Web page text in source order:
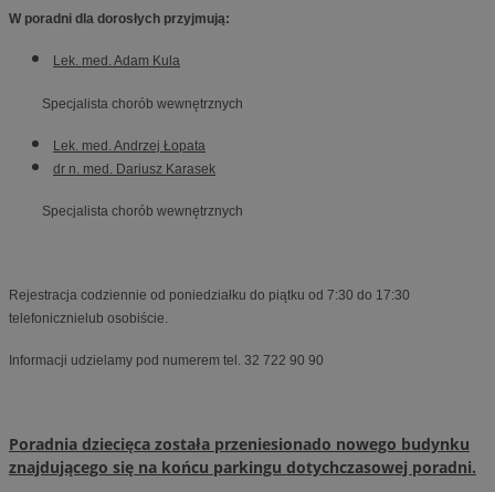
W poradni dla dorosłych przyjmują:
Lek. med. Adam Kula
Specjalista chorób wewnętrznych
Lek. med. Andrzej Łopata
dr n. med. Dariusz Karasek
Specjalista chorób wewnętrznych
Rejestracja codziennie od poniedziałku do piątku od 7:30 do 17:30
telefonicznielub osobiście.
Informacji udzielamy pod numerem tel. 32 722 90 90
Poradnia dziecięca została przeniesionado nowego budynku
znajdującego się na końcu parkingu dotychczasowej poradni.